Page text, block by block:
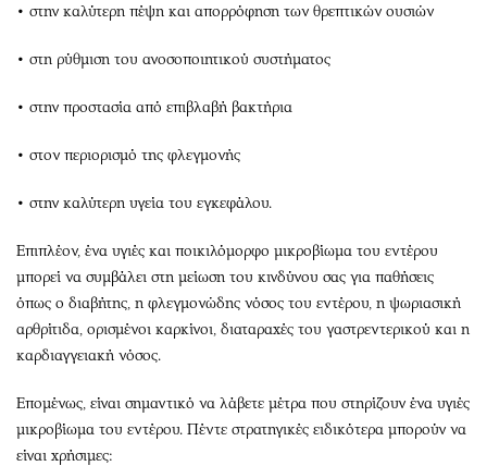
• στην καλύτερη πέψη και απορρόφηση των θρεπτικών ουσιών
• στη ρύθμιση του ανοσοποιητικού συστήματος
• στην προστασία από επιβλαβή βακτήρια
• στον περιορισμό της φλεγμονής
• στην καλύτερη υγεία του εγκεφάλου.
Επιπλέον, ένα υγιές και ποικιλόμορφο μικροβίωμα του εντέρου
μπορεί να συμβάλει στη μείωση του κινδύνου σας για παθήσεις
όπως ο διαβήτης, η φλεγμονώδης νόσος του εντέρου, η ψωριασική
αρθρίτιδα, ορισμένοι καρκίνοι, διαταραχές του γαστρεντερικού και η
καρδιαγγειακή νόσος.
Επομένως, είναι σημαντικό να λάβετε μέτρα που στηρίζουν ένα υγιές
μικροβίωμα του εντέρου. Πέντε στρατηγικές ειδικότερα μπορούν να
είναι χρήσιμες: